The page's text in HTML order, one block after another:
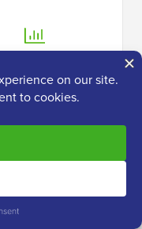
SEO
WordPress